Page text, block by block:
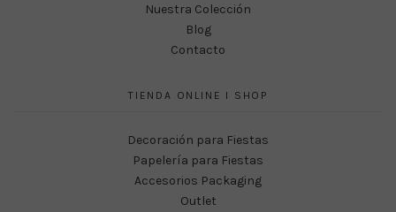
Nuestra Colección
Blog
Contacto
TIENDA ONLINE I SHOP
Decoración para Fiestas
Papelería para Fiestas
Accesorios Packaging
Outlet